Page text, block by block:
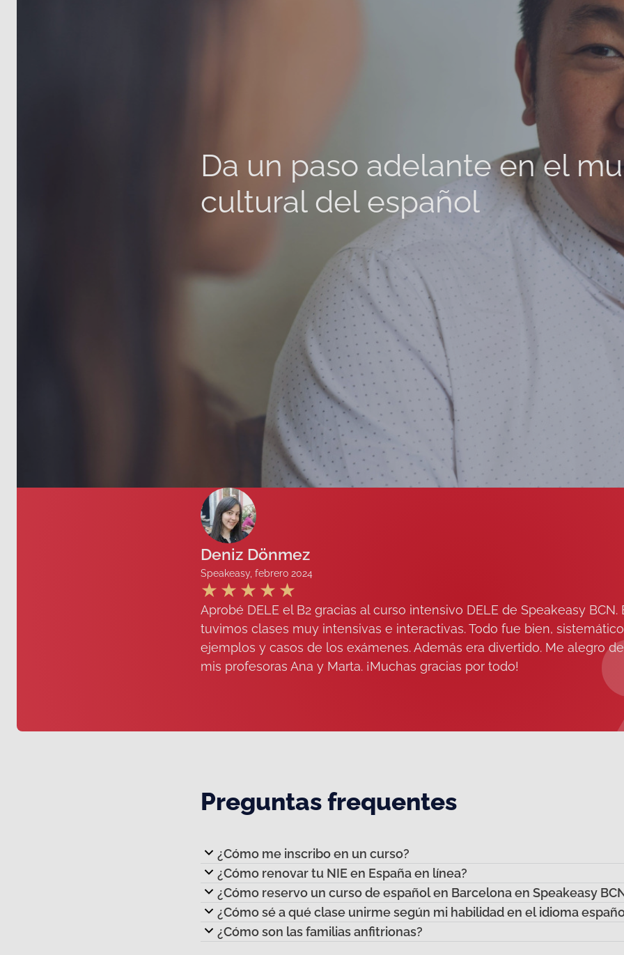
Da un paso adelante en el
cultural del español
Deniz Dönmez
Speakeasy, febrero 2024
Aprobé DELE el B2 gracias al curso intensivo DELE de Speakeasy
tuvimos clases muy intensivas e interactivas. Todo fue bien,
ejemplos y casos de los exámenes. Además era divertido. Me alegro
mis profesoras Ana y Marta. ¡Muchas gracias por todo!
Preguntas frequentes
¿Cómo me inscribo en un curso?
¿Cómo renovar tu NIE en España en línea?
¿Cómo reservo un curso de español en Barcelona en Speakeasy
¿Cómo sé a qué clase unirme según mi habilidad en el idioma
¿Cómo son las familias anfitrionas?